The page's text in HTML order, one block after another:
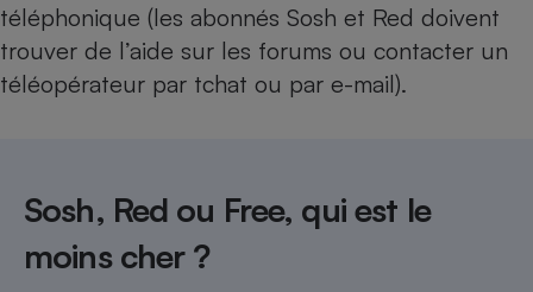
téléphonique (les abonnés Sosh et Red doivent
trouver de l’aide sur les forums ou contacter un
téléopérateur par tchat ou par e-mail).
Sosh, Red ou Free, qui est le
moins cher ?
Robot ménager